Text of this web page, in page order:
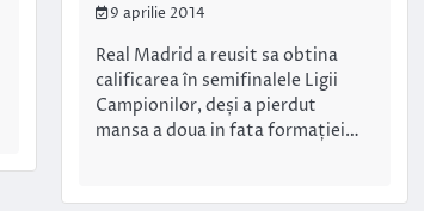
9 aprilie 2014
Real Madrid a reusit sa obtina
calificarea în semifinalele Ligii
Campionilor, deși a pierdut
mansa a doua in fata formației…